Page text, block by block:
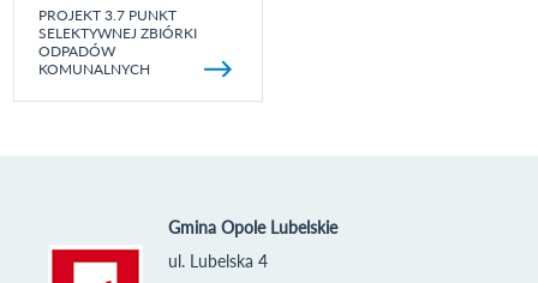
PROJEKT 3.7 PUNKT
SELEKTYWNEJ ZBIÓRKI
ODPADÓW
KOMUNALNYCH
Gmina Opole Lubelskie
ul. Lubelska 4